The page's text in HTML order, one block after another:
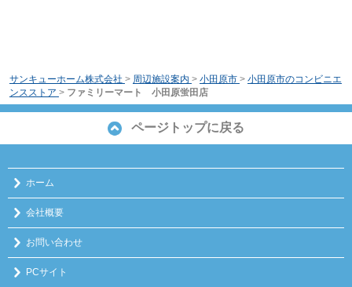
サンキューホーム株式会社 > 周辺施設案内 > 小田原市 > 小田原市のコンビニエ
ンスストア > ファミリーマート 小田原蛍田店
ページトップに戻る
ホーム
会社概要
お問い合わせ
PCサイト